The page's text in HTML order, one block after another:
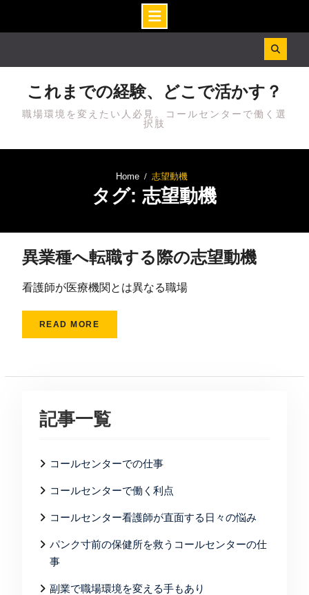
これまでの経験、どこで活かす？
職場環境を変えたい人必見。コールセンターで働く選
択肢
Home 志望動機
タグ: 志望動機
異業種へ転職する際の志望動機
看護師が医療機関とは異なる職場
READ MORE
記事一覧
コールセンターでの仕事
コールセンターで働く利点
コールセンター看護師が直面する日々の悩み
パンク寸前の保健所を救うコールセンターの仕
事
副業で職場環境を変える手もあり